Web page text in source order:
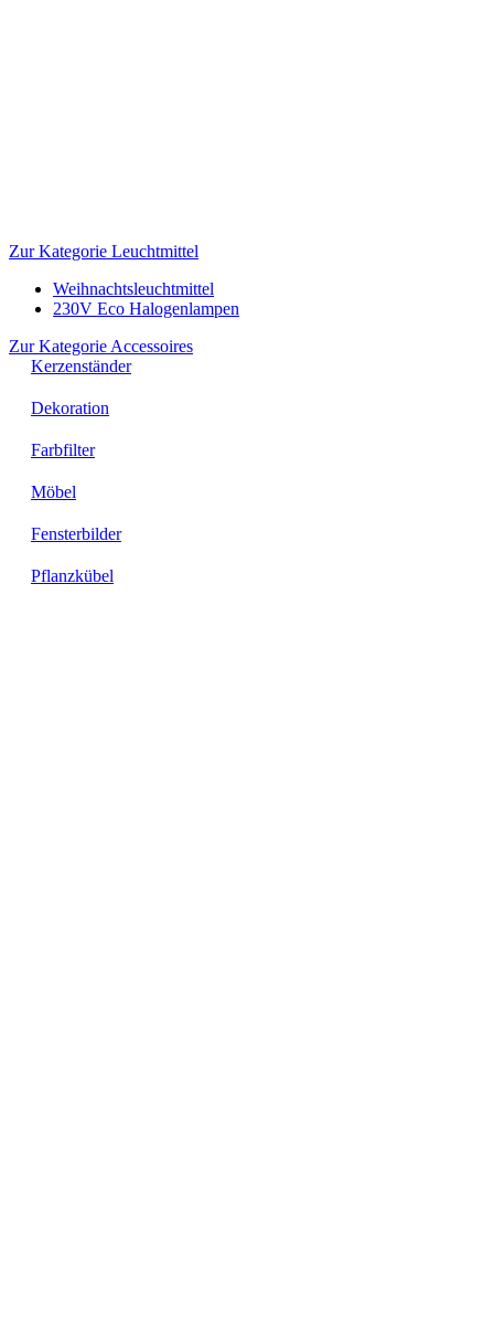
Zur Kategorie Leuchtmittel
Weihnachtsleuchtmittel
230V Eco Halogenlampen
Zur Kategorie Accessoires
Kerzenständer
Dekoration
Farbfilter
Möbel
Fensterbilder
Pflanzkübel